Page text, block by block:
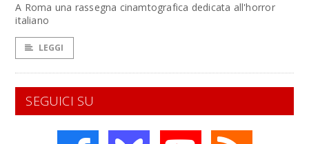
A Roma una rassegna cinamtografica dedicata all'horror
italiano
LEGGI
SEGUICI SU